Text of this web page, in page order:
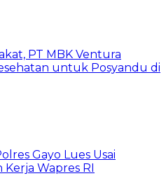
PT MBK Ventura
untuk Posyandu di
Gayo Lues Usai
Wapres RI